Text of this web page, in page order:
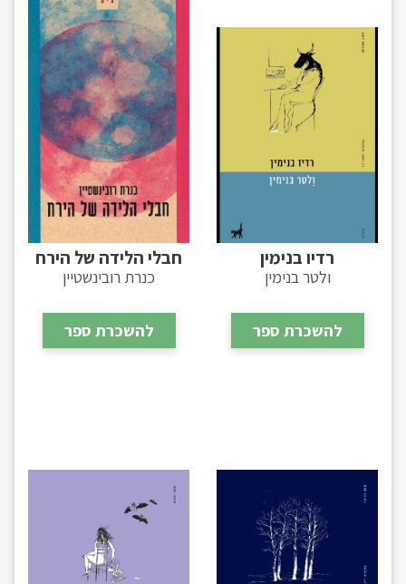
רדיו בנימין
ולטר בנימין
להשכרת ספר
חבלי הלידה של הירח
כנרת רובינשטיין
להשכרת ספר